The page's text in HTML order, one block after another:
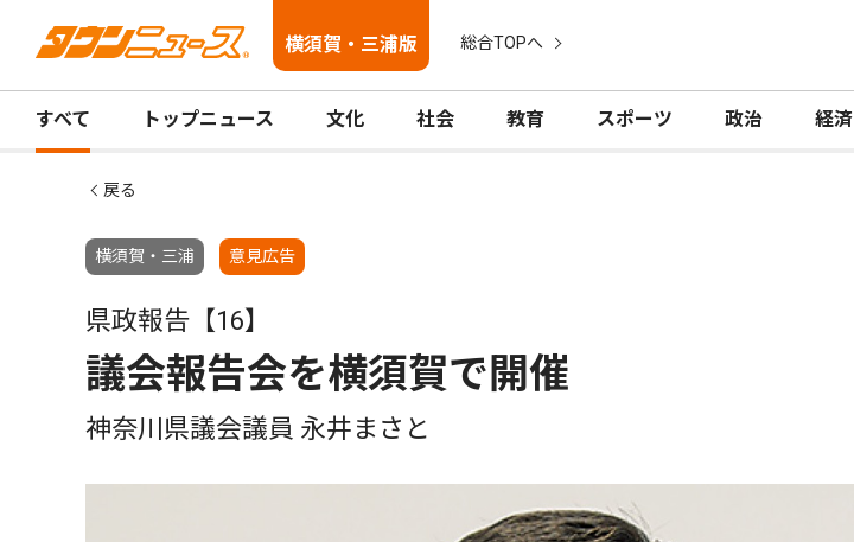
横須賀・三浦版 総合TOPへ
すべて トップニュース 文化 社会 教育 スポーツ 政治 経済
戻る
横須賀・三浦 意見広告
県政報告【16】
議会報告会を横須賀で開催
神奈川県議会議員 永井まさと